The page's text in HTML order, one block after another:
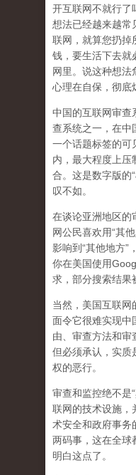
开互联网不就行了
想法已经越来越常
联网，就算您扔掉
钱，要生活下去就
网里。说这种想法
心理在自保，彻底
中国的互联网审查
查系统之一，在中
一个话题标签的可
内，最大程度上压
合。这是数字版的
叹不如。
在谈论亚洲地区的
网公民喜欢用“其
影响到“其他地方”
你在美国使用
求，部分搜索结果
当然，美国互联网
面令它很难实现中
由、审查方法和审
但必须承认， 实质
权的恶行。
审查和监控绝不是
联网的技术设施，
术安全和政府事务
两码事，这在全球
明白这点了。